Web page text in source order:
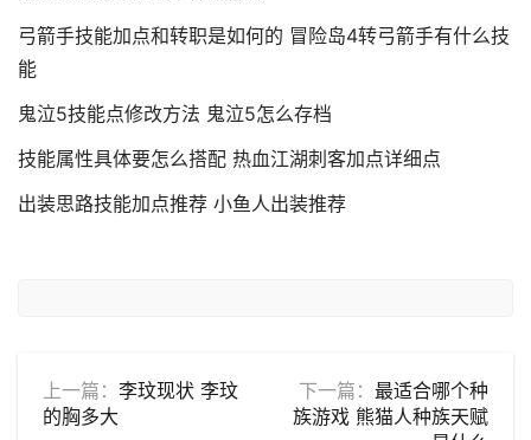
弓箭手技能加点和转职是如何的 冒险岛4转弓箭手有什么技
能
鬼泣5技能点修改方法 鬼泣5怎么存档
技能属性具体要怎么搭配 热血江湖刺客加点详细点
出装思路技能加点推荐 小鱼人出装推荐
上一篇： 李玟现状 李玟
的胸多大
下一篇： 最适合哪个种
族游戏 熊猫人种族天赋